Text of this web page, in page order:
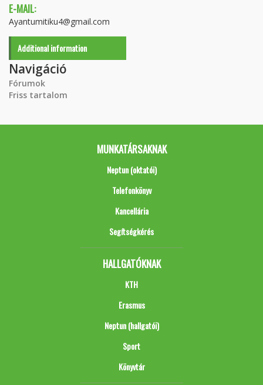
E-MAIL:
Ayantumitiku4@gmail.com
Additional information
Navigáció
Fórumok
Friss tartalom
MUNKATÁRSAKNAK
Neptun (oktatói)
Telefonkönyv
Kancellária
Segítségkérés
HALLGATÓKNAK
KTH
Erasmus
Neptun (hallgatói)
Sport
Könyvtár